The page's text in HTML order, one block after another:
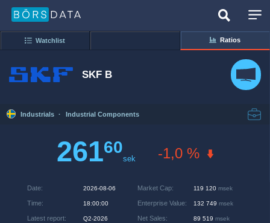
Watchlist Ratios
SKF B
Industrials · Industrial Components
26160
sek -1,0 %
Date: 2026-08-06
Time: 18:00:00
Latest report: Q2-2026
Market Cap: 119 120 msek
Enterprise Value: 132 749 msek
Net Sales: 89 519 msek